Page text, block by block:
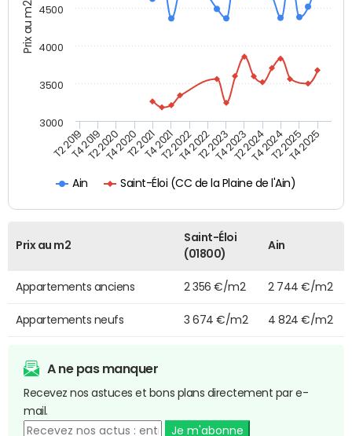
Prix au m2
Ain Saint-Éloi (CC de la Plaine de l'Ain)
T2 2019T4 2019T2 2020T4 2020T2 2021T4 2021T2 2022T4 2022T2 2023T4 2023T2 2024T4 2024T2 2025T4 2025
3000
3500
4000
4500
Prix au m2
Saint-Éloi
(01800)
Ain
Appartements anciens 2 356 €/m2 2 744 €/m2
Appartements neufs 3 674 €/m2 4 824 €/m2
A ne pas manquer
Recevez nos astuces et bons plans directement par e-
mail.
Je m'abonne